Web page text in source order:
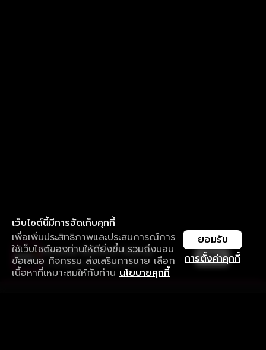
เว็บไซต์นี้มีการจัดเก็บคุกกี้
เพื่อเพิ่มประสิทธิภาพและประสบการณ์การ
ใช้เว็บไซต์ของท่านให้ดียิ่งขึ้น รวมถึงมอบ
ข้อเสนอ กิจกรรม ส่งเสริมการขาย เลือก
เนื้อหาที่เหมาะสมให้กับท่าน นโยบายคุกกี้
การตั้งค่าคุกกี้
ยอมรับ
ใช้งานแอป ลื่นไหลกว่า ไม่มีสะดุด
ดาวน์โหลดแอปเพื่อการรับชมที่ดีกว่า เปิด